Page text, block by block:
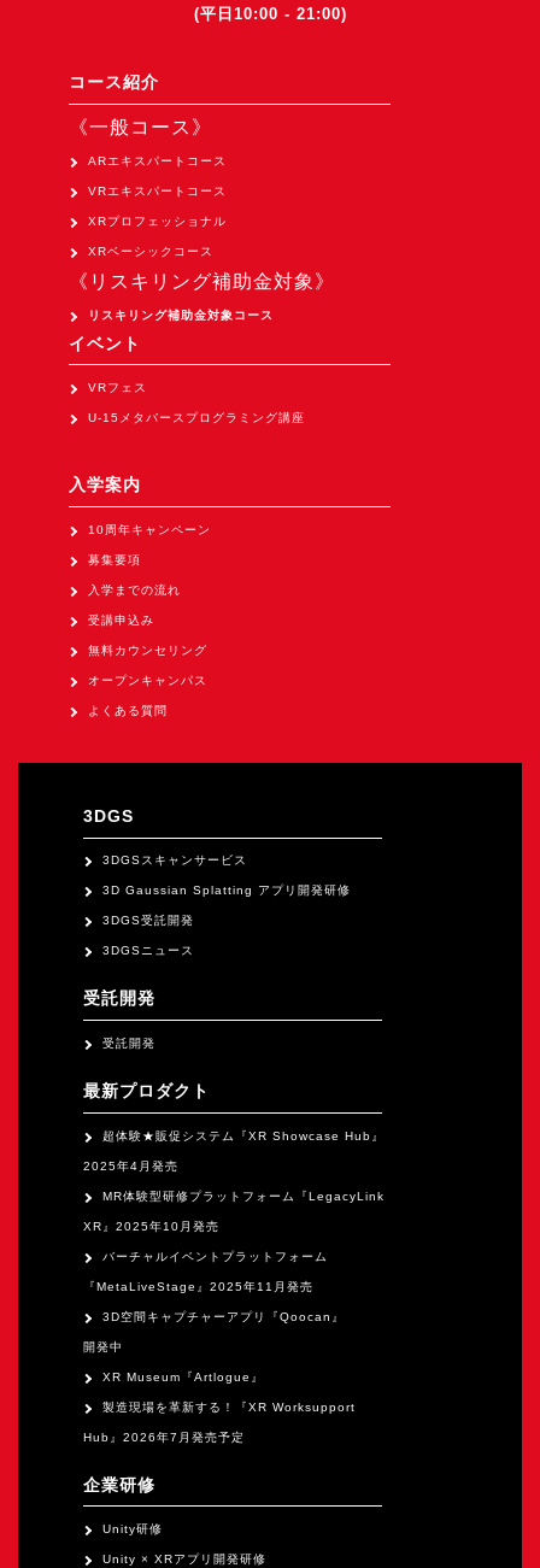
>XR Museum『Artlogue』開発中
《企業研修》
Unity研修
Apple Vision Pro アプリ開発研修
HoloLens 2 アプリ開発研修
《研究会》
XRビジネスフォーラム
《展示会》
オートモーティブワールド2026
（1/21～23東京ビッグサイト）に出展。
（5/27～28 秋葉原UDX）に出展。
《求人》
求人申込み
(平日10:00 - 21:00)
コース紹介
《一般コース》
ARエキスパートコース
VRエキスパートコース
XRプロフェッショナル
XRベーシックコース
《リスキリング補助金対象》
リスキリング補助金対象コース
イベント
VRフェス
U-15メタバースプログラミング講座
入学案内
10周年キャンペーン
募集要項
入学までの流れ
受講申込み
無料カウンセリング
オープンキャンパス
よくある質問
3DGS
3DGSスキャンサービス
3D Gaussian Splatting アプリ開発研修
3DGS受託開発
3DGSニュース
受託開発
受託開発
最新プロダクト
超体験★販促システム『XR Showcase Hub』
2025年4月発売
MR体験型研修プラットフォーム『LegacyLink
XR』2025年10月発売
バーチャルイベントプラットフォーム
『MetaLiveStage』2025年11月発売
3D空間キャプチャーアプリ『Qoocan』
開発中
XR Museum『Artlogue』
製造現場を革新する！『XR Worksupport
Hub』2026年7月発売予定
企業研修
Unity研修
Unity × XRアプリ開発研修